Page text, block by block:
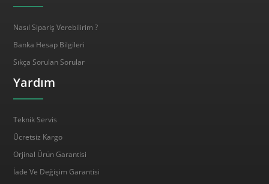
Nasıl Sipariş Verebilirim ?
Banka Hesap Bilgileri
Sıkça Sorulan Sorular
Yardım
Teknik Servis
Ücretsiz Kargo
Orjinal Ürün Garantisi
İade Ve Değişim Garantisi